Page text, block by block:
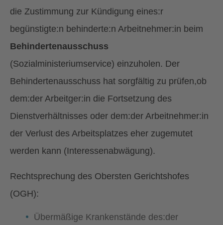
die Zustimmung zur Kündigung eines:r
begünstigte:n behinderte:n Arbeitnehmer:in beim
Behindertenausschuss
(Sozialministeriumservice) einzuholen. Der
Behindertenausschuss hat sorgfältig zu prüfen,ob
dem:der Arbeitger:in die Fortsetzung des
Dienstverhältnisses oder dem:der Arbeitnehmer:in
der Verlust des Arbeitsplatzes eher zugemutet
werden kann (Interessenabwägung).
Rechtsprechung des Obersten Gerichtshofes
(OGH):
Übermäßige Krankenstände des:der